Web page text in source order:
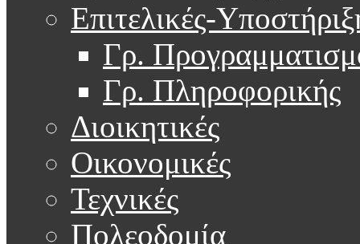
Επιτελικές-
Γρ.
Γρ. Πληροφορικής
Διοικητικές
Οικονομικές
Τεχνικές
Πολεοδομία